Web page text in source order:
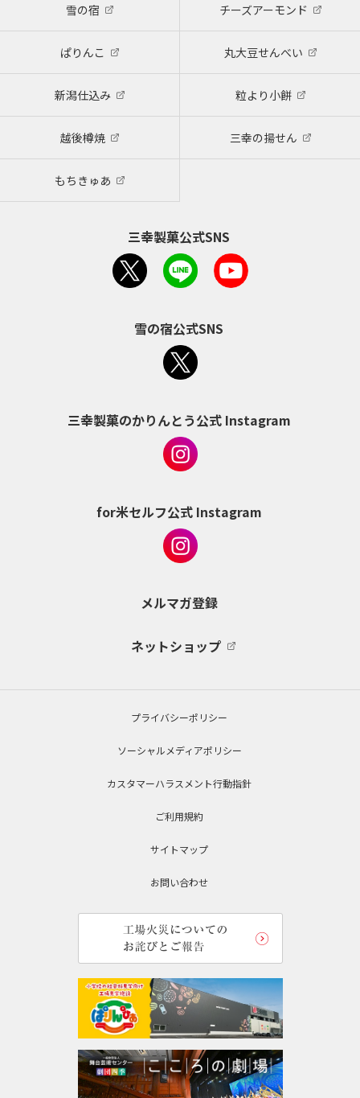
雪の宿 チーズアーモンド
ぱりんこ 丸大豆せんべい
新潟仕込み 粒より小餅
越後樽焼 三幸の揚せん
もちきゅあ
三幸製菓公式SNS
雪の宿公式SNS
三幸製菓のかりんとう公式 Instagram
for米セルフ公式 Instagram
メルマガ登録
ネットショップ
プライバシーポリシー
ソーシャルメディアポリシー
カスタマーハラスメント行動指針
ご利用規約
サイトマップ
お問い合わせ